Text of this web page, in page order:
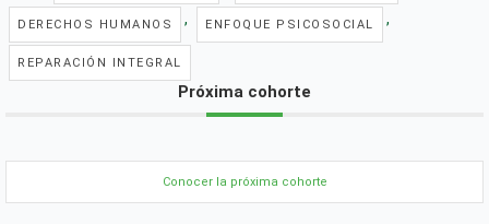
DERECHOS HUMANOS , ENFOQUE PSICOSOCIAL ,
REPARACIÓN INTEGRAL
Próxima cohorte
Conocer la próxima cohorte